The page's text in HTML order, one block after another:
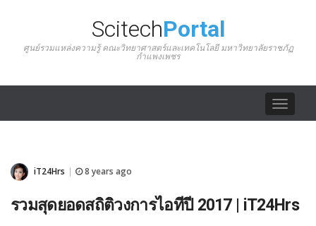
ScitechPortal
ศูนย์รวมแหล่งความรู้ คณะวิทยาศาสตร์และเทคโนโลยี มหาวิทยาลัยราชภัฏ
กำแพงเพชร
Toggle
iT24Hrs 8 years ago
รวมสุดยอดสถิติวงการไอทีปี 2017 | iT24Hrs